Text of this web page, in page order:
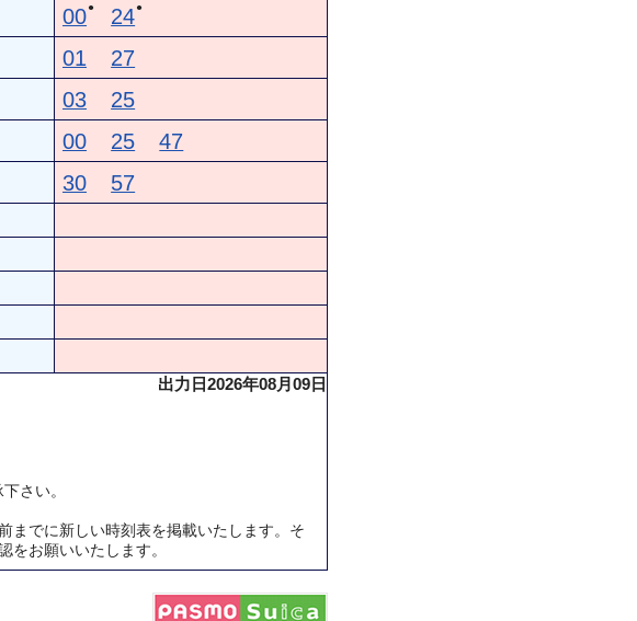
00● 24●
01 27
03 25
00 25 47
30 57
出力日2026年08月09日
さい。
までに新しい時刻表を掲載いたします。そ
をお願いいたします。